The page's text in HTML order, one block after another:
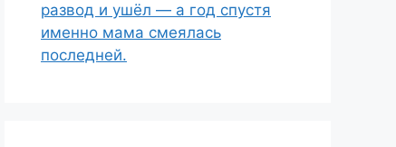
развод и ушёл — а год спустя
именно мама смеялась
последней.